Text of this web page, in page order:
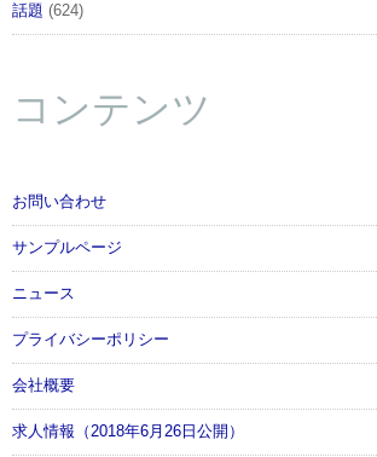
話題 (624)
コンテンツ
お問い合わせ
サンプルページ
ニュース
プライバシーポリシー
会社概要
求人情報（2018年6月26日公開）